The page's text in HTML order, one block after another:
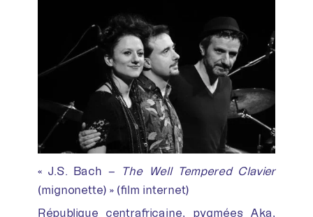
« J.S. Bach – The Well Tempered Clavier
(mignonette) » (film internet)
République centrafricaine, pygmées Aka,